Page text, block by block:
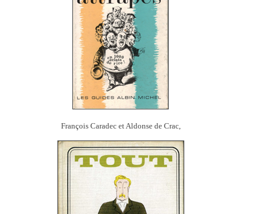
François Caradec et Aldonse de Crac,